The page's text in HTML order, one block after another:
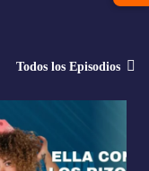
Todos los Episodios